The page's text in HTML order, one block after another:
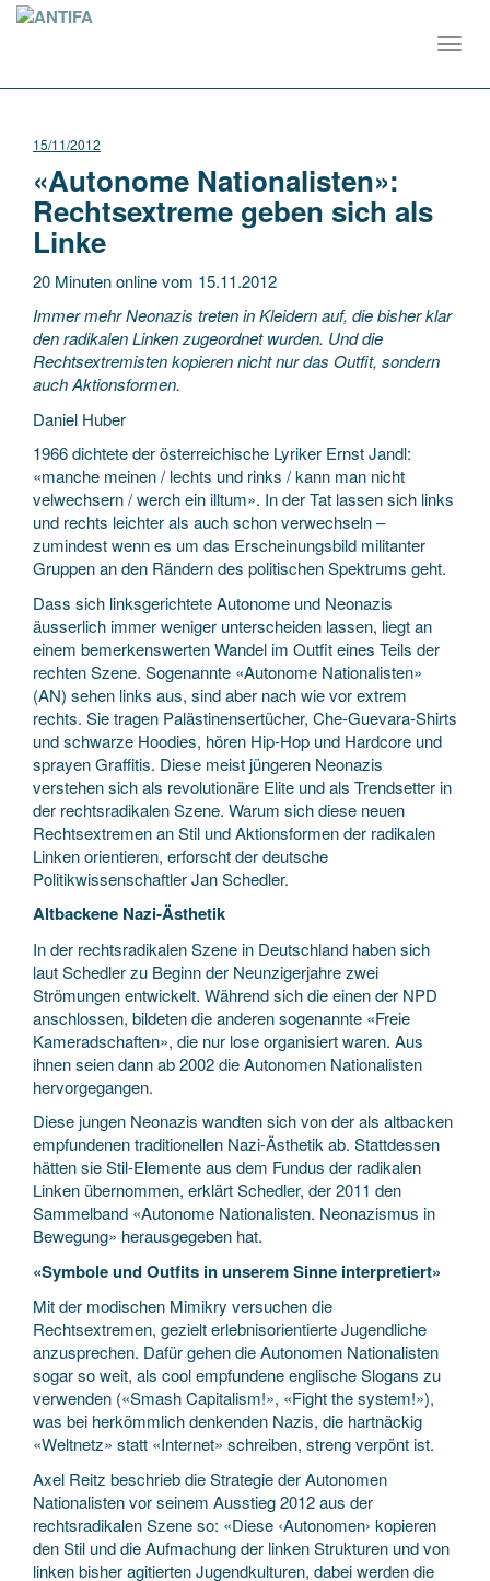
15/11/2012
«Autonome Nationalisten»:
Rechtsextreme geben sich als
Linke
20 Minuten online vom 15.11.2012
Immer mehr Neonazis treten in Kleidern auf, die bisher klar
den radikalen Linken zugeordnet wurden. Und die
Rechtsextremisten kopieren nicht nur das Outfit, sondern
auch Aktionsformen.
Daniel Huber
1966 dichtete der österreichische Lyriker Ernst Jandl:
«manche meinen / lechts und rinks / kann man nicht
velwechsern / werch ein illtum». In der Tat lassen sich links
und rechts leichter als auch schon verwechseln –
zumindest wenn es um das Erscheinungsbild militanter
Gruppen an den Rändern des politischen Spektrums geht.
Dass sich linksgerichtete Autonome und Neonazis
äusserlich immer weniger unterscheiden lassen, liegt an
einem bemerkenswerten Wandel im Outfit eines Teils der
rechten Szene. Sogenannte «Autonome Nationalisten»
(AN) sehen links aus, sind aber nach wie vor extrem
rechts. Sie tragen Palästinensertücher, Che-Guevara-Shirts
und schwarze Hoodies, hören Hip-Hop und Hardcore und
sprayen Graffitis. Diese meist jüngeren Neonazis
verstehen sich als revolutionäre Elite und als Trendsetter in
der rechtsradikalen Szene. Warum sich diese neuen
Rechtsextremen an Stil und Aktionsformen der radikalen
Linken orientieren, erforscht der deutsche
Politikwissenschaftler Jan Schedler.
Altbackene Nazi-Ästhetik
In der rechtsradikalen Szene in Deutschland haben sich
laut Schedler zu Beginn der Neunzigerjahre zwei
Strömungen entwickelt. Während sich die einen der NPD
anschlossen, bildeten die anderen sogenannte «Freie
Kameradschaften», die nur lose organisiert waren. Aus
ihnen seien dann ab 2002 die Autonomen Nationalisten
hervorgegangen.
Diese jungen Neonazis wandten sich von der als altbacken
empfundenen traditionellen Nazi-Ästhetik ab. Stattdessen
hätten sie Stil-Elemente aus dem Fundus der radikalen
Linken übernommen, erklärt Schedler, der 2011 den
Sammelband «Autonome Nationalisten. Neonazismus in
Bewegung» herausgegeben hat.
«Symbole und Outfits in unserem Sinne interpretiert»
Mit der modischen Mimikry versuchen die
Rechtsextremen, gezielt erlebnisorientierte Jugendliche
anzusprechen. Dafür gehen die Autonomen Nationalisten
sogar so weit, als cool empfundene englische Slogans zu
verwenden («Smash Capitalism!», «Fight the system!»),
was bei herkömmlich denkenden Nazis, die hartnäckig
«Weltnetz» statt «Internet» schreiben, streng verpönt ist.
Axel Reitz beschrieb die Strategie der Autonomen
Nationalisten vor seinem Ausstieg 2012 aus der
rechtsradikalen Szene so: «Diese ‹Autonomen› kopieren
den Stil und die Aufmachung der linken Strukturen und von
linken bisher agitierten Jugendkulturen, dabei werden die